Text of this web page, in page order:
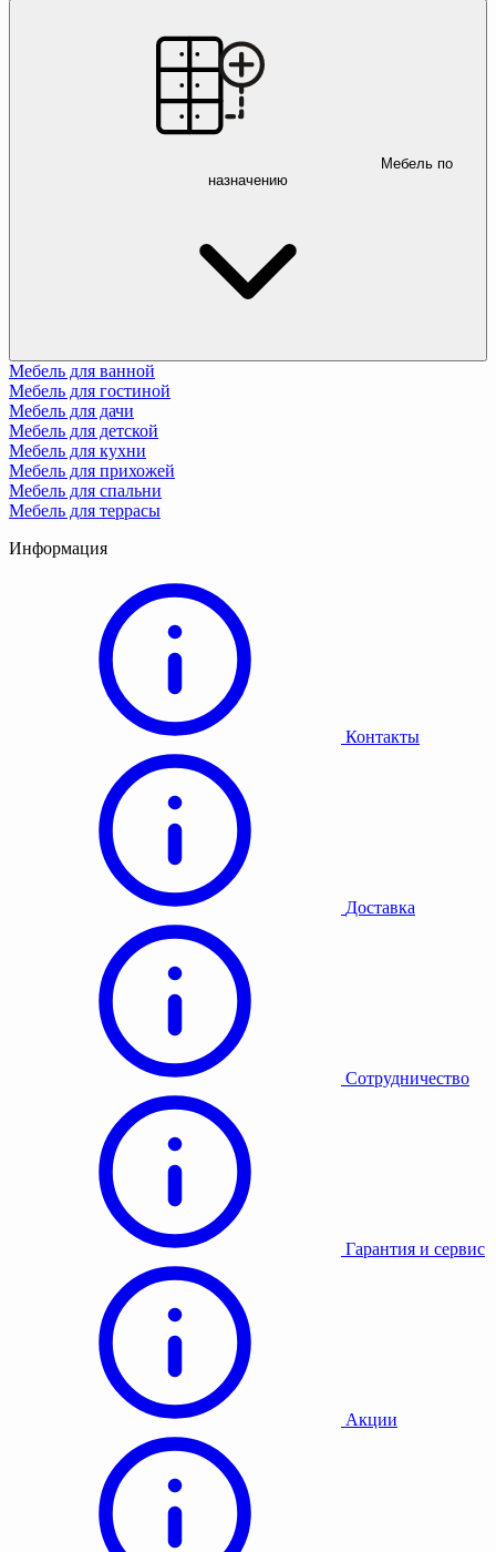
Мебель по
назначению
Мебель для ванной
Мебель для гостиной
Мебель для дачи
Мебель для детской
Мебель для кухни
Мебель для прихожей
Мебель для спальни
Мебель для террасы
Информация
Контакты
Доставка
Сотрудничество
Гарантия и сервис
Акции